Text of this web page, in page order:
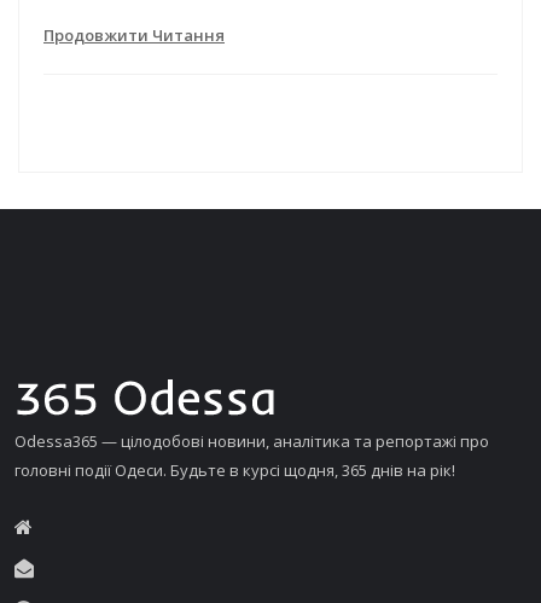
Продовжити Читання
Odessa365 — цілодобові новини, аналітика та репортажі про
головні події Одеси. Будьте в курсі щодня, 365 днів на рік!